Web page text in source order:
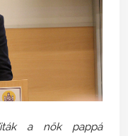
a nők pappá